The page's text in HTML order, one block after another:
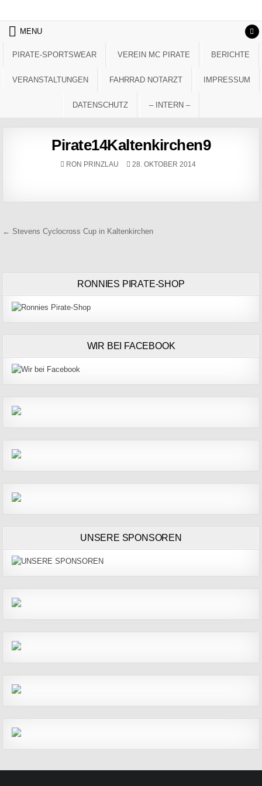
MENU
PIRATE-SPORTSWEAR VEREIN MC PIRATE BERICHTE
VERANSTALTUNGEN FAHRRAD NOTARZT IMPRESSUM
DATENSCHUTZ – INTERN –
Pirate14Kaltenkirchen9
AUTHOR:
RON PRINZLAU PUBLISHED DATE:
28. OKTOBER 2014
Beitragsnavigation
← Stevens Cyclocross Cup in Kaltenkirchen
RONNIES PIRATE-SHOP
WIR BEI FACEBOOK
UNSERE SPONSOREN